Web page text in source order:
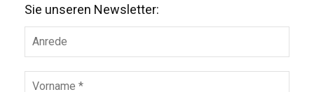
Sie unseren Newsletter: